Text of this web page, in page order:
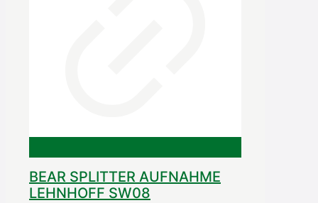
BEAR SPLITTER AUFNAHME
LEHNHOFF SW08